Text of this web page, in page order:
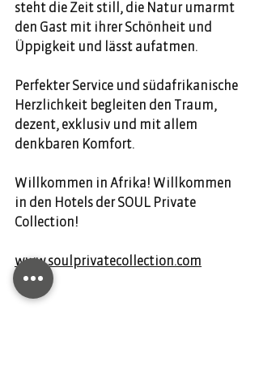
steht die Zeit still, die Natur umarmt
den Gast mit ihrer Schönheit und
Üppigkeit und lässt aufatmen.
Perfekter Service und südafrikanische
Herzlichkeit begleiten den Traum,
dezent, exklusiv und mit allem
denkbaren Komfort.
Willkommen in Afrika! Willkommen
in den Hotels der SOUL Private
Collection!
www.soulprivatecollection.com